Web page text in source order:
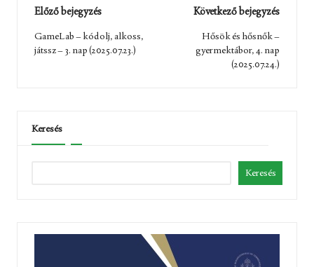
Post
navigation
Előző bejegyzés
GameLab – kódolj, alkoss,
játssz – 3. nap (2025.07.23.)
Következő bejegyzés
Hősök és hősnők –
gyermektábor, 4. nap
(2025.07.24.)
Keresés
Keresés